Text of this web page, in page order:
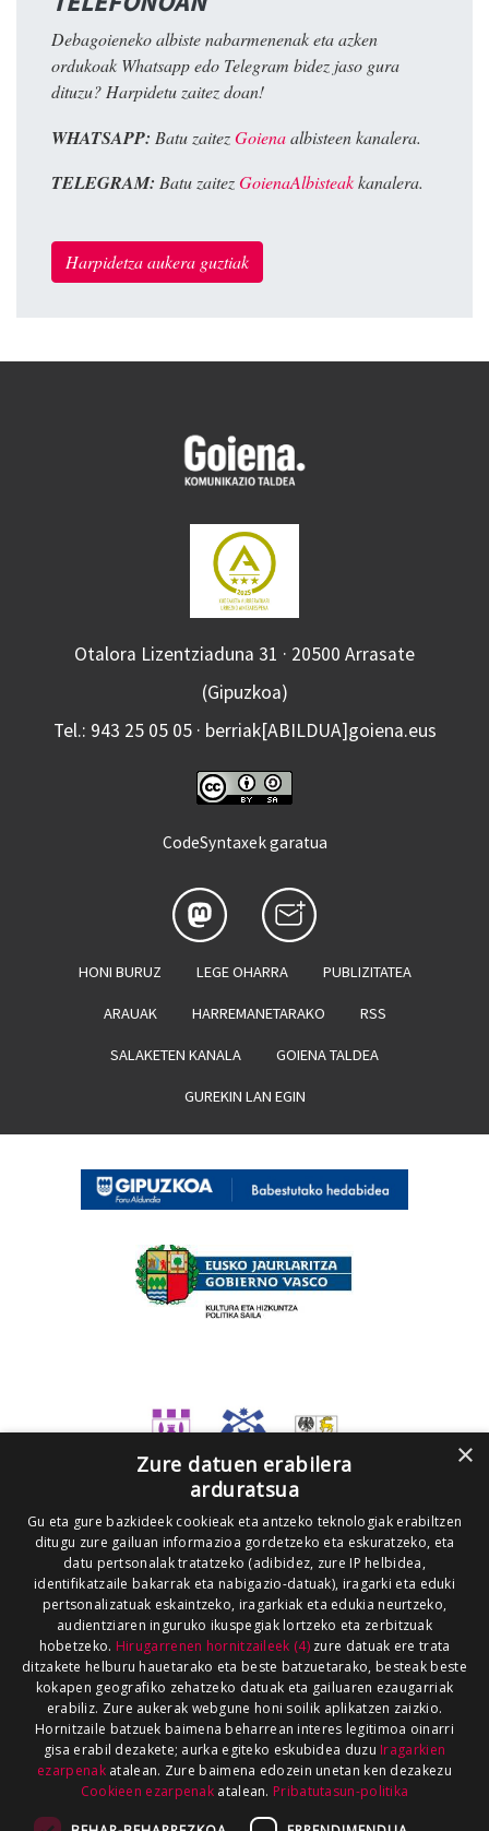
Debagoieneko albiste nabarmenenak eta azken
ordukoak Whatsapp edo Telegram bidez jaso gura
dituzu? Harpidetu zaitez doan!
WHATSAPP: Batu zaitezGoienaalbisteen kanalera.
TELEGRAM: Batu zaitezGoienaAlbisteakkanalera.
Harpidetza aukera guztiak
Otalora Lizentziaduna 31 · 20500 Arrasate
(Gipuzkoa)
Tel.: 943 25 05 05 · berriak[ABILDUA]goiena.eus
CodeSyntaxek garatua
HONI BURUZ LEGE OHARRA PUBLIZITATEA
ARAUAK HARREMANETARAKO RSS
SALAKETEN KANALA GOIENA TALDEA
GUREKIN LAN EGIN
×
Zure datuen erabilera
arduratsua
Gu eta gure bazkideek cookieak eta antzeko teknologiak erabiltzen
ditugu zure gailuan informazioa gordetzeko eta eskuratzeko, eta
datu pertsonalak tratatzeko (adibidez, zure IP helbidea,
identifikatzaile bakarrak eta nabigazio-datuak), iragarki eta eduki
pertsonalizatuak eskaintzeko, iragarkiak eta edukia neurtzeko,
audientziaren inguruko ikuspegiak lortzeko eta zerbitzuak
hobetzeko. Hirugarrenen hornitzaileek (4)zure datuak ere trata
ditzakete helburu hauetarako eta beste batzuetarako, besteak beste
kokapen geografiko zehatzeko datuak eta gailuaren ezaugarriak
erabiliz. Zure aukerak webgune honi soilik aplikatzen zaizkio.
Hornitzaile batzuek baimena beharrean interes legitimoa oinarri
gisa erabil dezakete; aurka egiteko eskubidea duzu Iragarkien
ezarpenakatalean. Zure baimena edozein unetan ken dezakezu
Cookieen ezarpenak atalean. Pribatutasun-politika